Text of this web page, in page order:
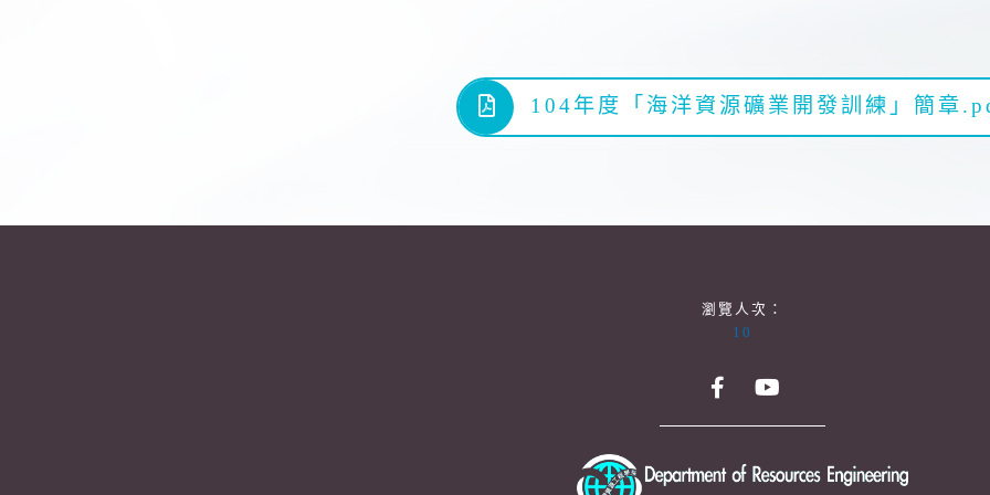
104年度「海洋資源礦業開發訓練」簡章
瀏覽人次：
10